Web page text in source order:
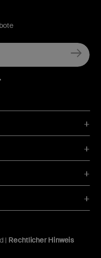
| Rechtlicher Hinweis
LinkedIn
Youtube
Belkin TikTok